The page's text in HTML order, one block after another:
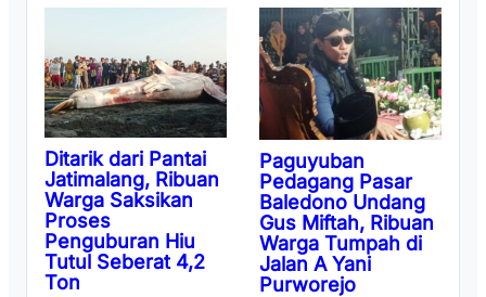
Ditarik dari Pantai
Jatimalang, Ribuan
Warga Saksikan
Proses
Penguburan Hiu
Tutul Seberat 4,2
Ton
Paguyuban
Pedagang Pasar
Baledono Undang
Gus Miftah, Ribuan
Warga Tumpah di
Jalan A Yani
Purworejo